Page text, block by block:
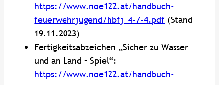
https://www.noe122.at/handbuch-
feuerwehrjugend/hbfj_4-7-4.pdf (Stand
19.11.2023)
Fertigkeitsabzeichen „Sicher zu Wasser
und an Land – Spiel“:
https://www.noe122.at/handbuch-